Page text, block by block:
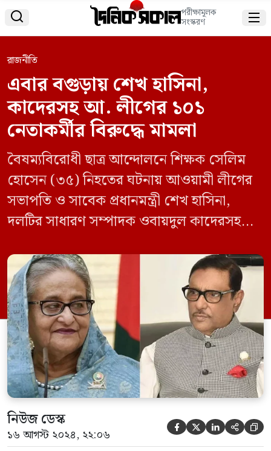
 পরীক্ষামূলক
সংস্করণ 
রাজনীতি
এবার বগুড়ায় শেখ হাসিনা,
কাদেরসহ আ. লীগের ১০১
নেতাকর্মীর বিরুদ্ধে মামলা
বৈষম্যবিরোধী ছাত্র আন্দোলনে শিক্ষক সেলিম
হোসেন (৩৫) নিহতের ঘটনায় আওয়ামী লীগের
সভাপতি ও সাবেক প্রধানমন্ত্রী শেখ হাসিনা,
দলটির সাধারণ সম্পাদক ওবায়দুল কাদেরসহ
নিহত সেলিম হোসেনের বাড়ি বগুড়ার শিবগঞ্জ
উপজেলার পীরব ইউনিয়নের পালিকান্দা গ্রামে।
শুক্রবার (১৬ আগস্ট) বগুড়া সদর থানায়
মামলাটি করেছেন নিহত সেলিম হোসেনের বাবা
সেকেন্দার আলী। মামলায় […]
নিউজ ডেস্ক
১৬ আগস্ট ২০২৪, ২২:০৬     